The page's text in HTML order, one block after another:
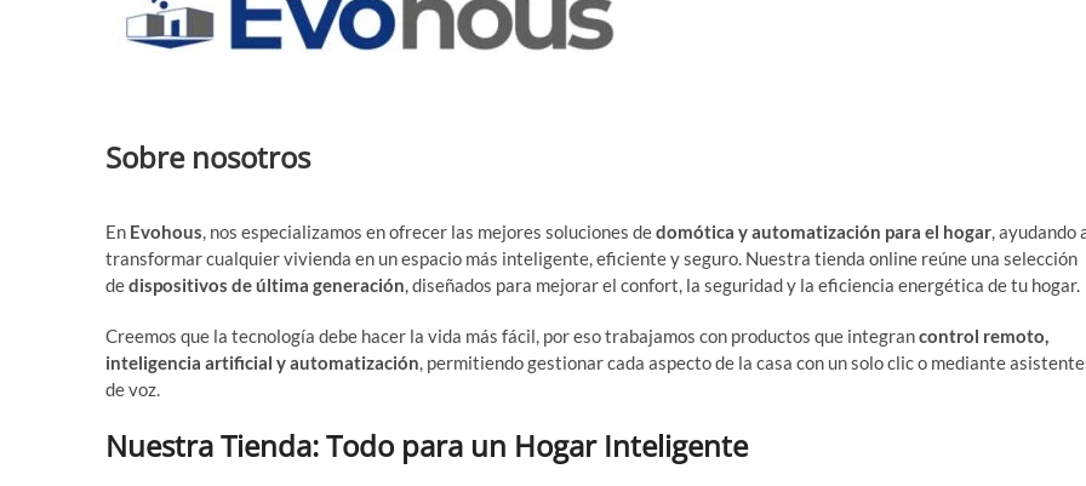
Sobre nosotros
En Evohous, nos especializamos en ofrecer las mejores soluciones dedomótica y automatización para el hogar, ayudando
transformar cualquier vivienda en un espacio más inteligente, eficiente y seguro. Nuestra tienda online reúne una selección
dedispositivos de última generación, diseñados para mejorar el confort, la seguridad y la eficiencia energética de tu hogar.
Creemos que la tecnología debe hacer la vida más fácil, por eso trabajamos con productos que integrancontrol remoto,
inteligencia artificial y automatización, permitiendo gestionar cada aspecto de la casa con un solo clic o mediante
de voz.
Nuestra Tienda: Todo para un Hogar Inteligente